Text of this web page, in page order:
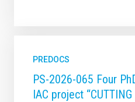
PREDOCS
PS-2026-065 Four
IAC project “CUTTING